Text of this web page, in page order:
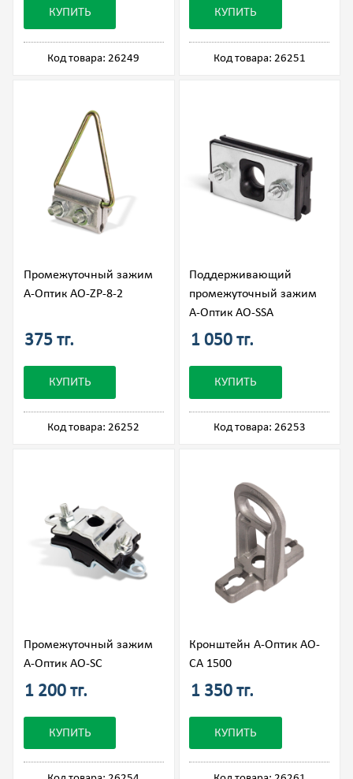
КУПИТЬ
Код товара: 26249
КУПИТЬ
Код товара: 26251
Промежуточный зажим
А-Оптик АО-ZP-8-2
375 тг.
КУПИТЬ
Код товара: 26252
Поддерживающий
промежуточный зажим
А-Оптик АО-SSA
1 050 тг.
КУПИТЬ
Код товара: 26253
Промежуточный зажим
А-Оптик АО-SC
1 200 тг.
КУПИТЬ
Кронштейн А-Оптик АО-
CA 1500
1 350 тг.
КУПИТЬ